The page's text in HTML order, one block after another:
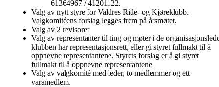
61364967 / 41201122.
Valg av nytt styre for Valdres Ride- og Kjøreklubb.
Valgkomitéens forslag legges frem på årsmøtet.
Valg av 2 revisorer
Valg av representanter til ting og møter i de
klubben har representasjonsrett, eller gi styret fullmakt til å
oppnevne representantene. Styrets forslag er å gi styret
fullmakt til å oppnevne representantene.
Valg av valgkomité med leder, to medlemmer og ett
varamedlem.